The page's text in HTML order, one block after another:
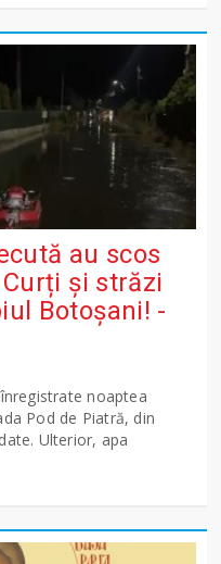
au scos
și străzi
Botoșani! -
noaptea
Pod de Piatră, din
Ulterior, apa